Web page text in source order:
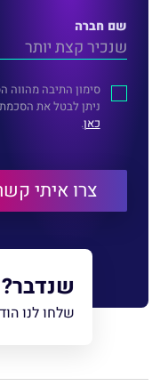
שם חברה
סימון התיבה מהווה
ניתן לבטל את
כאן.
שנדבר?
שלחו לנו